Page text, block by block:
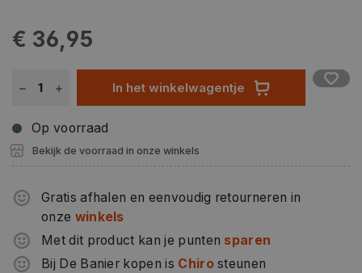
rechts sturen door de voorwielen aan te passen. De
handmatige hardtop met schuifdak kan omhoog en
€ 36,95
In het winkelwagentje
Op voorraad
Bekijk de voorraad in onze winkels
Gratis afhalen en eenvoudig retourneren in
onze winkels
Met dit product kan je punten sparen
Bij De Banier kopen is Chirosteunen